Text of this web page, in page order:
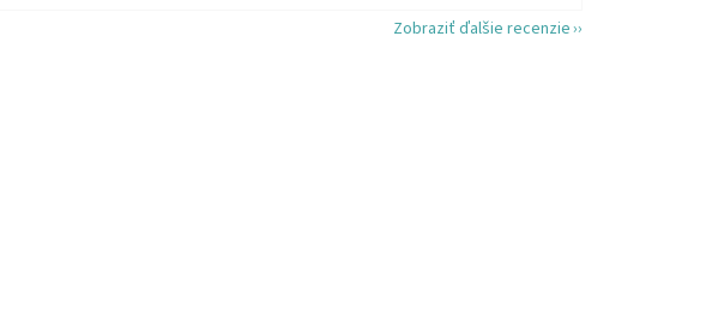
Zobraziť ďalšie recenzie